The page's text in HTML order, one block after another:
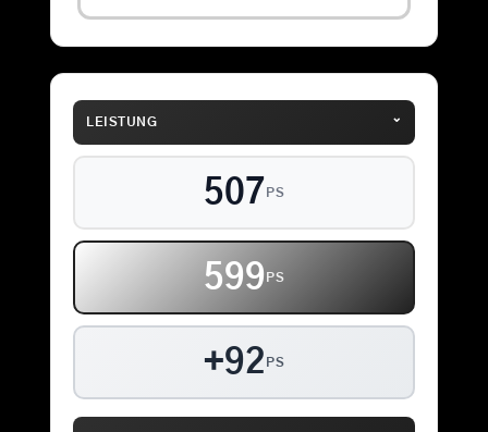
LEISTUNG ⌄
507 PS
599 PS
+92 PS